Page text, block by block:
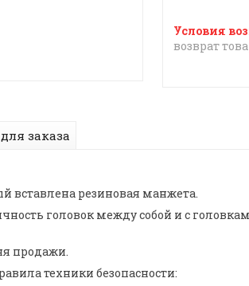
возврат
заказа
вставлена резиновая манжета.
головок между собой и с
продажи.
техники безопасности: